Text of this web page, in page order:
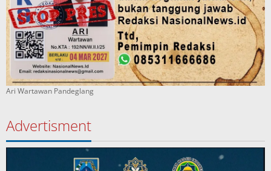
Ari Wartawan Pandeglang
Advertisment